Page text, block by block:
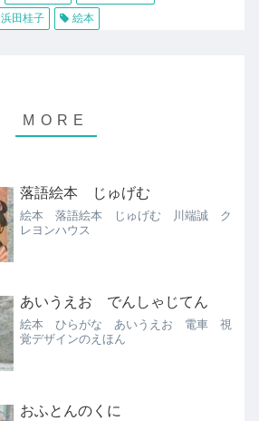
浜田桂子 絵本
落語絵本 じゅげむ
絵本 落語絵本 じゅげむ 川端誠 ク
レヨンハウス
あいうえお でんしゃじてん
絵本 ひらがな あいうえお 電車 視
覚デザインのえほん
おふとんのくに